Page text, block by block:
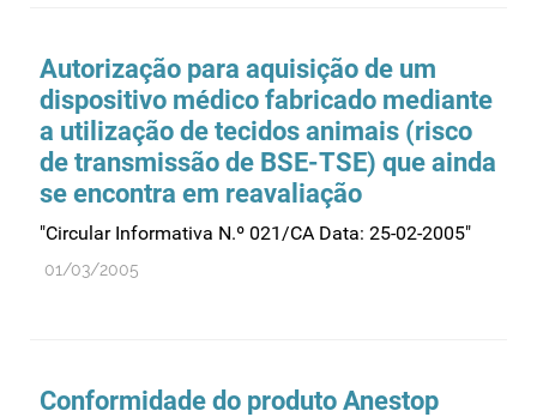
Autorização para aquisição de um
dispositivo médico fabricado mediante
a utilização de tecidos animais (risco
de transmissão de BSE-TSE) que ainda
se encontra em reavaliação
"Circular Informativa N.º 021/CA Data: 25-02-2005"
01/03/2005
Conformidade do produto Anestop